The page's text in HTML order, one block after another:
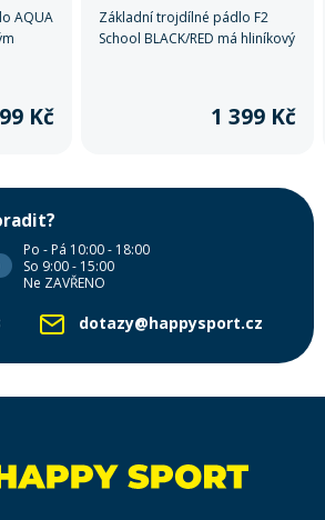
AQUA
Kč
Základní trojdílné pádlo F2
School BLACK/RED má hliníkový
1 399 Kč
Po - Pá 10:00 - 18:00
So 9:00 - 15:00
Ne ZAVŘENO
dotazy@happysport.cz